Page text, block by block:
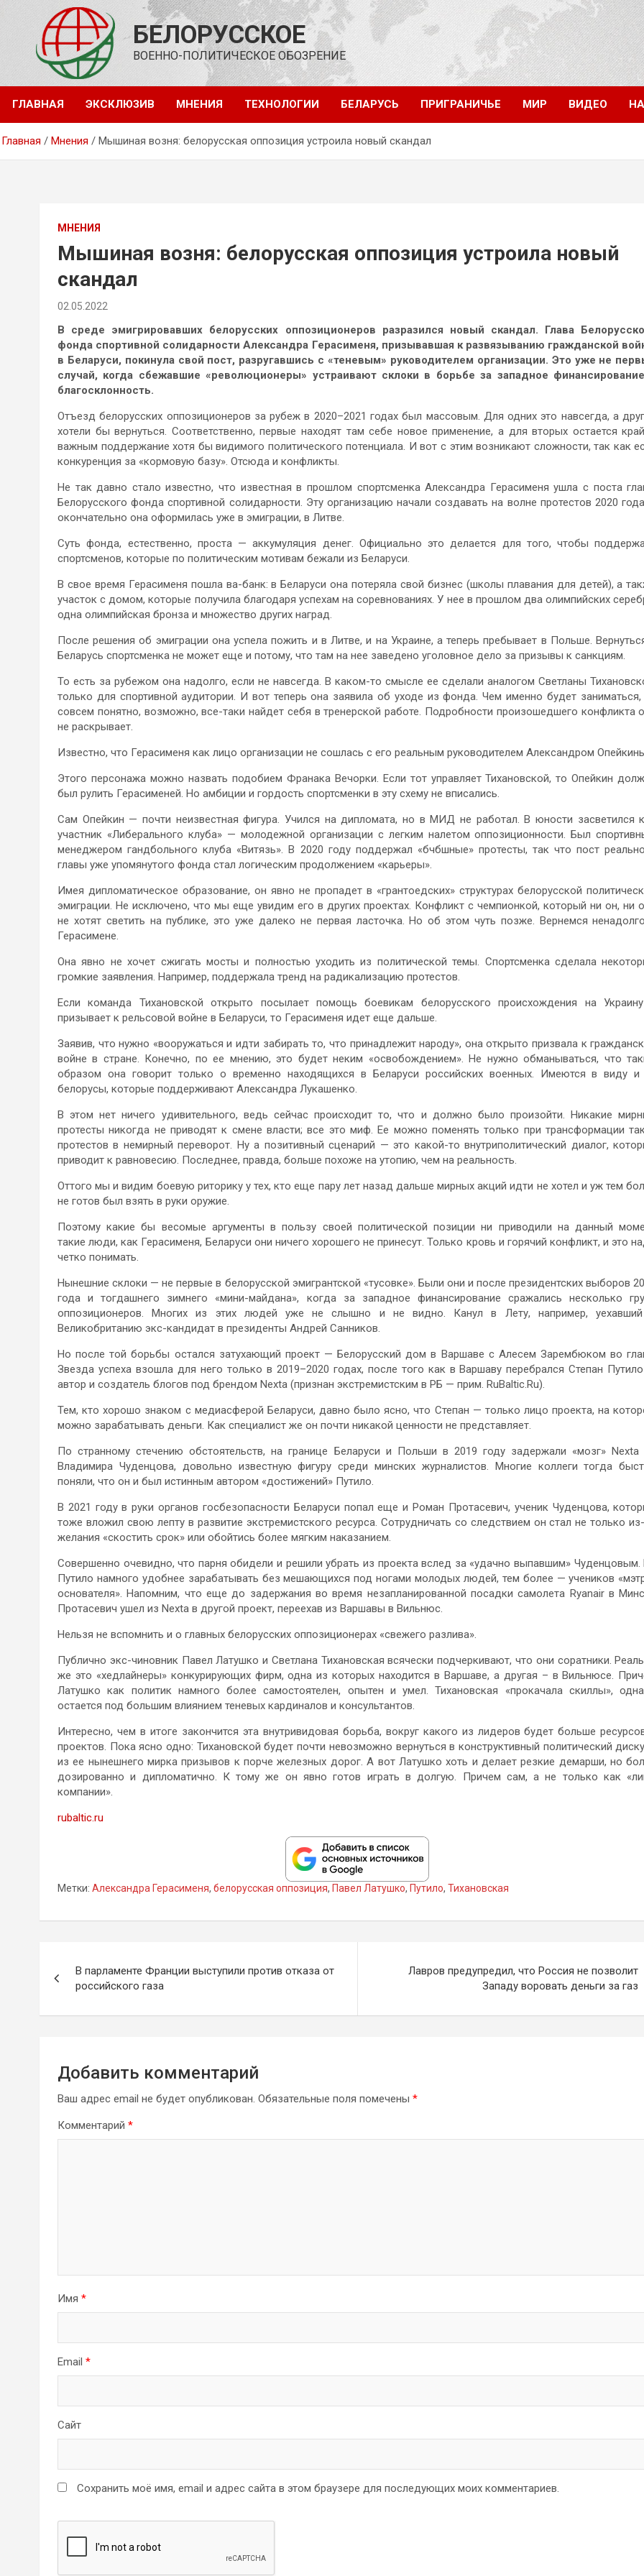
содержимому
БЕЛОРУССКОЕ
ВОЕННО-ПОЛИТИЧЕСКОЕ ОБОЗРЕНИЕ
ГЛАВНАЯ ЭКСКЛЮЗИВ МНЕНИЯ ТЕХНОЛОГИИ БЕЛАРУСЬ ПРИГРАНИЧЬЕ МИР ВИДЕО
Главная Мнения Мышиная возня: белорусская оппозиция устроила новый скандал
МНЕНИЯ
Мышиная возня: белорусская оппозиция устроила новый
скандал
02.05.2022
В среде эмигрировавших белорусских оппозиционеров разразился новый скандал. Глава
фонда спортивной солидарности Александра Герасименя, призывавшая к развязыванию гражданской
в Беларуси, покинула свой пост, разругавшись с «теневым» руководителем организации. Это уже не
случай, когда сбежавшие «революционеры» устраивают склоки в борьбе за западное
благосклонность.
Отъезд белорусских оппозиционеров за рубеж в 2020–2021 годах был массовым. Для одних это навсегда, а
хотели бы вернуться. Соответственно, первые находят там себе новое применение, а для вторых остается
важным поддержание хотя бы видимого политического потенциала. И вот с этим возникают сложности, так как
конкуренция за «кормовую базу». Отсюда и конфликты.
Не так давно стало известно, что известная в прошлом спортсменка Александра Герасименя ушла с поста
Белорусского фонда спортивной солидарности. Эту организацию начали создавать на волне протестов 2020
окончательно она оформилась уже в эмиграции, в Литве.
Суть фонда, естественно, проста — аккумуляция денег. Официально это делается для того, чтобы
спортсменов, которые по политическим мотивам бежали из Беларуси.
В свое время Герасименя пошла ва-банк: в Беларуси она потеряла свой бизнес (школы плавания для детей), а
участок с домом, которые получила благодаря успехам на соревнованиях. У нее в прошлом два олимпийских
одна олимпийская бронза и множество других наград.
После решения об эмиграции она успела пожить и в Литве, и на Украине, а теперь пребывает в Польше.
Беларусь спортсменка не может еще и потому, что там на нее заведено уголовное дело за призывы к санкциям.
То есть за рубежом она надолго, если не навсегда. В каком-то смысле ее сделали аналогом Светланы
только для спортивной аудитории. И вот теперь она заявила об уходе из фонда. Чем именно будет заниматься,
совсем понятно, возможно, все-таки найдет себя в тренерской работе. Подробности произошедшего конфликта
не раскрывает.
Известно, что Герасименя как лицо организации не сошлась с его реальным руководителем Александром
Этого персонажа можно назвать подобием Франака Вечорки. Если тот управляет Тихановской, то Опейкин
был рулить Герасименей. Но амбиции и гордость спортсменки в эту схему не вписались.
Сам Опейкин — почти неизвестная фигура. Учился на дипломата, но в МИД не работал. В юности засветился
участник «Либерального клуба» — молодежной организации с легким налетом оппозиционности. Был
менеджером гандбольного клуба «Витязь». В 2020 году поддержал «бчбшные» протесты, так что пост
главы уже упомянутого фонда стал логическим продолжением «карьеры».
Имея дипломатическое образование, он явно не пропадет в «грантоедских» структурах белорусской
эмиграции. Не исключено, что мы еще увидим его в других проектах. Конфликт с чемпионкой, который ни он, ни
не хотят светить на публике, это уже далеко не первая ласточка. Но об этом чуть позже. Вернемся
Герасимене.
Она явно не хочет сжигать мосты и полностью уходить из политической темы. Спортсменка сделала
громкие заявления. Например, поддержала тренд на радикализацию протестов.
Если команда Тихановской открыто посылает помощь боевикам белорусского происхождения на
призывает к рельсовой войне в Беларуси, то Герасименя идет еще дальше.
Заявив, что нужно «вооружаться и идти забирать то, что принадлежит народу», она открыто призвала к
войне в стране. Конечно, по ее мнению, это будет неким «освобождением». Не нужно обманываться, что
образом она говорит только о временно находящихся в Беларуси российских военных. Имеются в виду и
белорусы, которые поддерживают Александра Лукашенко.
В этом нет ничего удивительного, ведь сейчас происходит то, что и должно было произойти. Никакие
протесты никогда не приводят к смене власти; все это миф. Ее можно поменять только при трансформации
протестов в немирный переворот. Ну а позитивный сценарий — это какой-то внутриполитический диалог,
приводит к равновесию. Последнее, правда, больше похоже на утопию, чем на реальность.
Оттого мы и видим боевую риторику у тех, кто еще пару лет назад дальше мирных акций идти не хотел и уж тем
не готов был взять в руки оружие.
Поэтому какие бы весомые аргументы в пользу своей политической позиции ни приводили на данный
такие люди, как Герасименя, Беларуси они ничего хорошего не принесут. Только кровь и горячий конфликт, и это
четко понимать.
Нынешние склоки — не первые в белорусской эмигрантской «тусовке». Были они и после президентских выборов
года и тогдашнего зимнего «мини-майдана», когда за западное финансирование сражались несколько
оппозиционеров. Многих из этих людей уже не слышно и не видно. Канул в Лету, например,
Великобританию экс-кандидат в президенты Андрей Санников.
Но после той борьбы остался затухающий проект — Белорусский дом в Варшаве с Алесем Зарембюком во
Звезда успеха взошла для него только в 2019–2020 годах, после того как в Варшаву перебрался Степан
автор и создатель блогов под брендом Nexta (признан экстремистским в РБ — прим. RuBaltic.Ru).
Тем, кто хорошо знаком с медиасферой Беларуси, давно было ясно, что Степан — только лицо проекта, на
можно зарабатывать деньги. Как специалист же он почти никакой ценности не представляет.
По странному стечению обстоятельств, на границе Беларуси и Польши в 2019 году задержали «мозг»
Владимира Чуденцова, довольно известную фигуру среди минских журналистов. Многие коллеги тогда
поняли, что он и был истинным автором «достижений» Путило.
В 2021 году в руки органов госбезопасности Беларуси попал еще и Роман Протасевич, ученик Чуденцова,
тоже вложил свою лепту в развитие экстремистского ресурса. Сотрудничать со следствием он стал не только
желания «скостить срок» или обойтись более мягким наказанием.
Совершенно очевидно, что парня обидели и решили убрать из проекта вслед за «удачно выпавшим» Чуденцовым.
Путило намного удобнее зарабатывать без мешающихся под ногами молодых людей, тем более — учеников
основателя». Напомним, что еще до задержания во время незапланированной посадки самолета Ryanair в
Протасевич ушел из Nexta в другой проект, переехав из Варшавы в Вильнюс.
Нельзя не вспомнить и о главных белорусских оппозиционерах «свежего разлива».
Публично экс-чиновник Павел Латушко и Светлана Тихановская всячески подчеркивают, что они соратники.
же это «хедлайнеры» конкурирующих фирм, одна из которых находится в Варшаве, а другая – в Вильнюсе.
Латушко как политик намного более самостоятелен, опытен и умел. Тихановская «прокачала скиллы»,
остается под большим влиянием теневых кардиналов и консультантов.
Интересно, чем в итоге закончится эта внутривидовая борьба, вокруг какого из лидеров будет больше
проектов. Пока ясно одно: Тихановской будет почти невозможно вернуться в конструктивный политический
из ее нынешнего мирка призывов к порче железных дорог. А вот Латушко хоть и делает резкие демарши, но
дозированно и дипломатично. К тому же он явно готов играть в долгую. Причем сам, а не только как
компании».
rubaltic.ru
Метки: Александра Герасименя, белорусская оппозиция, Павел Латушко, Путило, Тихановская
по
записям
В парламенте Франции выступили против отказа от
российского газа
Лавров предупредил, что Россия не позволит
Западу воровать деньги за газ
Добавить комментарий
Ваш адрес email не будет опубликован. Обязательные поля помечены *
Комментарий *
Имя *
Email *
Сайт
Сохранить моё имя, email и адрес сайта в этом браузере для последующих моих комментариев.